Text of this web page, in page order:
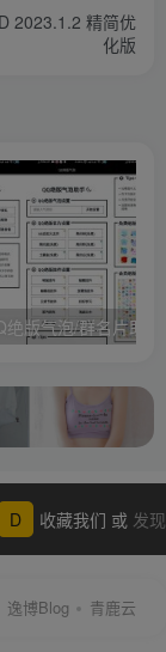
2023.1.2 精简优
化版
版气泡/群名片助手
D 收藏我们 或 发现
逸博Blog 青鹿云